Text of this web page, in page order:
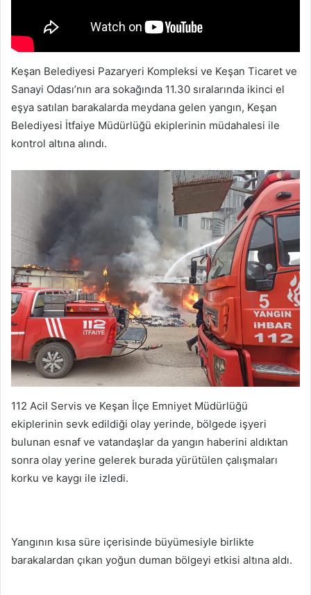
Keşan Belediyesi Pazaryeri Kompleksi ve Keşan Ticaret ve
Sanayi Odası’nın ara sokağında 11.30 sıralarında ikinci el
eşya satılan barakalarda meydana gelen yangın, Keşan
Belediyesi İtfaiye Müdürlüğü ekiplerinin müdahalesi ile
kontrol altına alındı.
112 Acil Servis ve Keşan İlçe Emniyet Müdürlüğü
ekiplerinin sevk edildiği olay yerinde, bölgede işyeri
bulunan esnaf ve vatandaşlar da yangın haberini aldıktan
sonra olay yerine gelerek burada yürütülen çalışmaları
korku ve kaygı ile izledi.
Yangının kısa süre içerisinde büyümesiyle birlikte
barakalardan çıkan yoğun duman bölgeyi etkisi altına aldı.